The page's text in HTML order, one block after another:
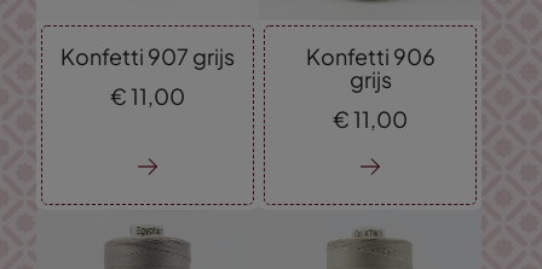
Konfetti 907 grijs
€11,00
Konfetti 906
grijs
€11,00